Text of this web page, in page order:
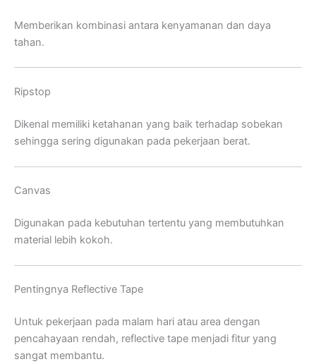
Memberikan kombinasi antara kenyamanan dan daya
tahan.
Ripstop
Dikenal memiliki ketahanan yang baik terhadap sobekan
sehingga sering digunakan pada pekerjaan berat.
Canvas
Digunakan pada kebutuhan tertentu yang membutuhkan
material lebih kokoh.
Pentingnya Reflective Tape
Untuk pekerjaan pada malam hari atau area dengan
pencahayaan rendah, reflective tape menjadi fitur yang
sangat membantu.